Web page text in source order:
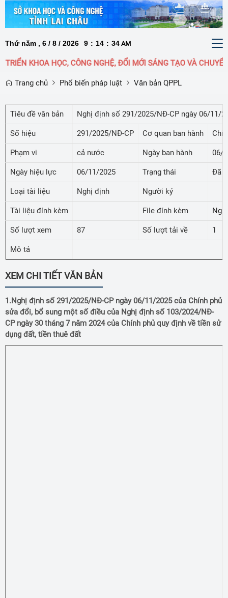
Thứ năm , 6 / 8 / 2026 9 : 14 : 35 AM
KHOA HỌC, CÔNG NGHỆ, ĐỔI MỚI SÁNG TẠO VÀ
Trang chủ Phổ biến pháp luật Văn bản QPPL
Tiêu đề văn bản Nghị định số 291/2025/NĐ-CP ngày 06/11/
Số hiệu 291/2025/NĐ-CP Cơ quan ban hành
Phạm vi cả nước Ngày ban hành 06/
Ngày hiệu lực 06/11/2025 Trạng thái Đã
Loại tài liệu Nghị định Người ký
Tài liệu đính kèm File đính kèm
Số lượt xem 87 Số lượt tải về 1
Mô tả
XEM CHI TIẾT VĂN BẢN
1.Nghị định số 291/2025/NĐ-CP ngày 06/11/2025 của Chính phủ
sửa đổi, bổ sung một số điều của Nghị định số 103/2024/NĐ-
CP ngày 30 tháng 7 năm 2024 của Chính phủ quy định về tiền sử
dụng đất, tiền thuê đất